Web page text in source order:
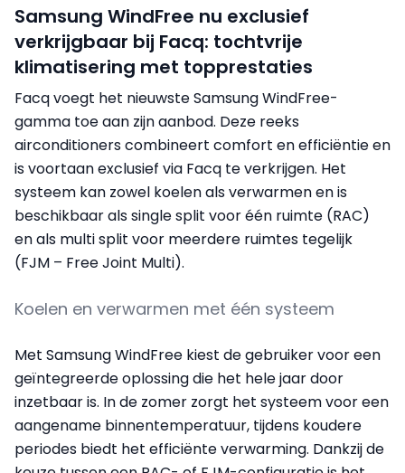
Samsung WindFree nu exclusief
verkrijgbaar bij Facq: tochtvrije
klimatisering met topprestaties
Facq voegt het nieuwste Samsung WindFree-
gamma toe aan zijn aanbod. Deze reeks
airconditioners combineert comfort en efficiëntie en
is voortaan exclusief via Facq te verkrijgen. Het
systeem kan zowel koelen als verwarmen en is
beschikbaar als single split voor één ruimte (RAC)
en als multi split voor meerdere ruimtes tegelijk
(FJM – Free Joint Multi).
Koelen en verwarmen met één systeem
Met Samsung WindFree kiest de gebruiker voor een
geïntegreerde oplossing die het hele jaar door
inzetbaar is. In de zomer zorgt het systeem voor een
aangename binnentemperatuur, tijdens koudere
periodes biedt het efficiënte verwarming. Dankzij de